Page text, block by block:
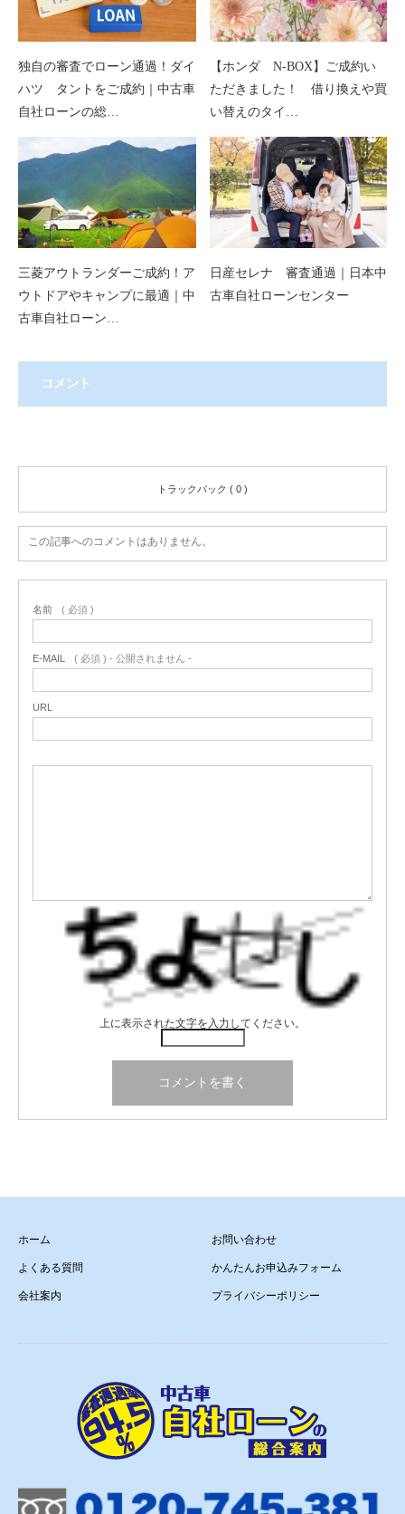
独自の審査でローン通過！ダイ
ハツ タントをご成約｜中古車
自社ローンの総…
【ホンダ N-BOX】ご成約い
ただきました！ 借り換えや買
い替えのタイ…
三菱アウトランダーご成約！ア
ウトドアやキャンプに最適｜中
古車自社ローン…
日産セレナ 審査通過｜日本中
古車自社ローンセンター
コメント
トラックバック ( 0 )
この記事へのコメントはありません。
名前 ( 必須 )
E-MAIL ( 必須 ) - 公開されません -
URL
上に表示された文字を入力してください。
ホーム
よくある質問
会社案内
お問い合わせ
かんたんお申込みフォーム
プライバシーポリシー